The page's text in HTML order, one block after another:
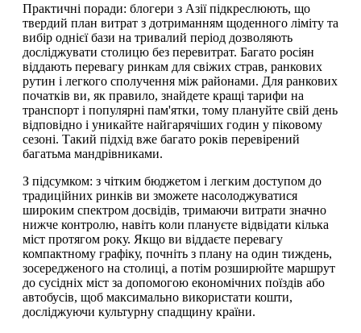
Практичні поради: блогери з Азії підкреслюють, що
твердий план витрат з дотриманням щоденного ліміту та
вибір однієї бази на тривалий період дозволяють
досліджувати столицю без перевитрат. Багато росіян
віддають перевагу ринкам для свіжих страв, ранкових
рутин і легкого сполучення між районами. Для ранкових
початків ви, як правило, знайдете кращі тарифи на
транспорт і популярні пам'ятки, тому плануйте свій день
відповідно і уникайте найгарячіших годин у піковому
сезоні. Такий підхід вже багато років перевірений
багатьма мандрівниками.
З підсумком: з чітким бюджетом і легким доступом до
традиційних ринків ви зможете насолоджуватися
широким спектром досвідів, тримаючи витрати значно
нижче контролю, навіть коли плануєте відвідати кілька
міст протягом року. Якщо ви віддаєте перевагу
компактному графіку, почніть з плану на один тиждень,
зосередженого на столиці, а потім розширюйте маршрут
до сусідніх міст за допомогою економічних поїздів або
автобусів, щоб максимально використати кошти,
досліджуючи культурну спадщину країни.